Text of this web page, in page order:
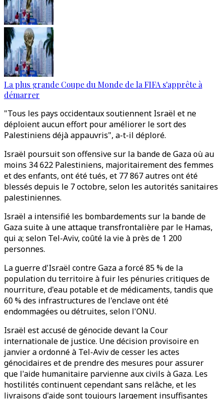
La plus grande Coupe du Monde de la FIFA s'apprête à
démarrer
"Tous les pays occidentaux soutiennent Israël et ne
déploient aucun effort pour améliorer le sort des
Palestiniens déjà appauvris", a-t-il déploré.
Israël poursuit son offensive sur la bande de Gaza où au
moins 34 622 Palestiniens, majoritairement des femmes
et des enfants, ont été tués, et 77 867 autres ont été
blessés depuis le 7 octobre, selon les autorités sanitaires
palestiniennes.
Israël a intensifié les bombardements sur la bande de
Gaza suite à une attaque transfrontalière par le Hamas,
qui a; selon Tel-Aviv, coûté la vie à près de 1 200
personnes.
La guerre d'Israël contre Gaza a forcé 85 % de la
population du territoire à fuir les pénuries critiques de
nourriture, d'eau potable et de médicaments, tandis que
60 % des infrastructures de l'enclave ont été
endommagées ou détruites, selon l'ONU.
Israël est accusé de génocide devant la Cour
internationale de justice. Une décision provisoire en
janvier a ordonné à Tel-Aviv de cesser les actes
génocidaires et de prendre des mesures pour assurer
que l'aide humanitaire parvienne aux civils à Gaza. Les
hostilités continuent cependant sans relâche, et les
livraisons d'aide sont toujours largement insuffisantes